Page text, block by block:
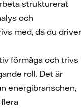
strukturerat
och
med, då du driver
förmåga och trivs
roll. Det är
energibranschen,